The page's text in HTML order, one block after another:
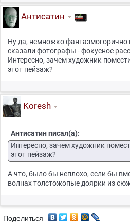
Антисатин
Ну да, немножко фантазмогорично
сказали фотографы - фокусное
Интересно, зачем художник
этот пейзаж?
Koresh
Антисатин писал(а):
Интересно, зачем художник
этот пейзаж?
А что, было бы неплохо, если бы
волнах толстожопые доярки из
Поделиться